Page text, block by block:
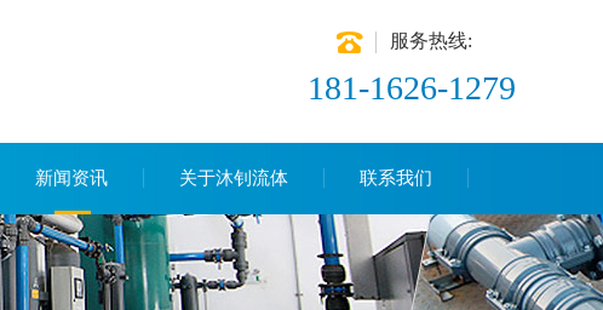
服务热线:
181-1626-1279
新闻资讯 关于沐钊流体 联系我们